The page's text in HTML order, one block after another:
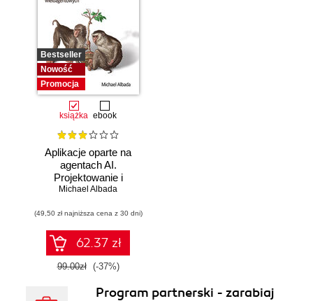
Bestseller
Nowość
Promocja
książka ebook
Aplikacje oparte na
agentach AI.
Projektowanie i
wdrażanie
wieloagentowych
Michael Albada
(49,50 zł najniższa cena z 30 dni)
62.37 zł
99.00zł (-37%)
Program partnerski - zarabiaj